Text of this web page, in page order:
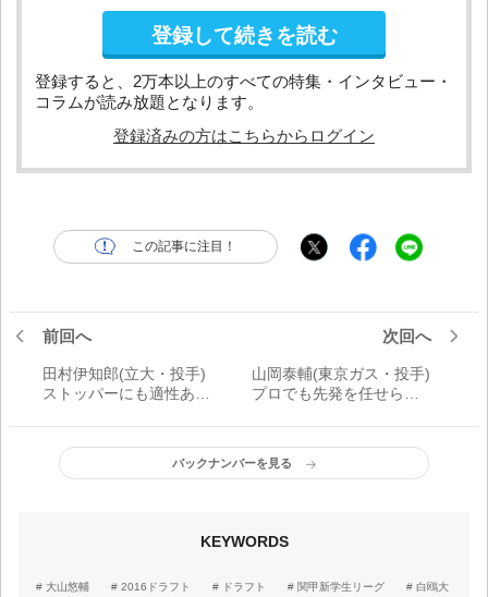
登録して続きを読む
登録すると、2万本以上のすべての特集・インタビュー・
コラムが読み放題となります。
登録済みの方はこちらからログイン
この記事に注目！
前回へ
田村伊知郎(立大・投手)
ストッパーにも適性あり
候補能力診断
次回へ
山岡泰輔(東京ガス・投手)
プロでも先発を任せられ
力診断
バックナンバーを見る
KEYWORDS
大山悠輔 2016ドラフト ドラフト 関甲新学生リーグ 白鴎大